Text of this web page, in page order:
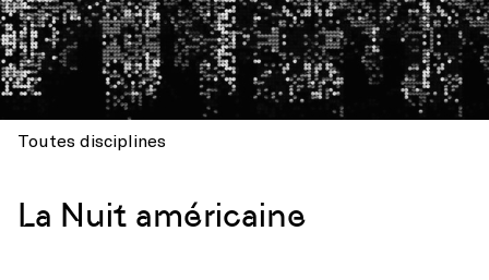
Toutes disciplines
La Nuit américaine